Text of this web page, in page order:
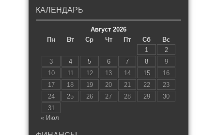
КАЛЕНДАРЬ
Август 2026
Пн
Вт Ср Чт Пт Сб
Вс
1
2
3
4 5 6 7 8
9
10
11 12 13 14 15
16
17
18 19 20 21 22
23
24
25 26 27 28 29
30
31
« Июл